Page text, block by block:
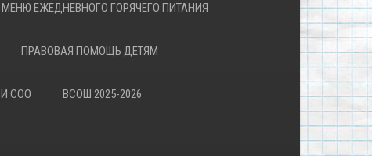
МЕНЮ ЕЖЕДНЕВНОГО ГОРЯЧЕГО ПИТАНИЯ
ПРАВОВАЯ ПОМОЩЬ ДЕТЯМ
СОО ВСОШ 2025-2026